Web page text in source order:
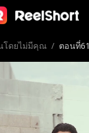
โดยไม่มีคุณ / ตอนที่61